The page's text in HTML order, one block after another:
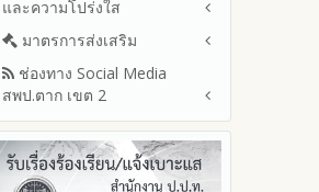
ปีงบประมาณ 2566
ปีงบประมาณ 2565
รายงานผลการดำเนินงาน
ประจำปี
รายงานผลปี 2567
รายงานผลปี 2566
ปีงบประมาณ
ประมวลจริยธรรมและการขับ
เคลื่อนจริยธรรม
ข้อมูลสถิติเรื่องร้องเรียนการ
ทุจริตและประพฤติมิชอบ ประจำ
ปีงบประมาณ
การเปิดโอกาสให้มีส่วนร่วมใน
การดำเนินงานปีงบประมาณ
Policy จากการปฏิบัติหน้าที่และ
การเสริมสร้างรู้เกี่ยวกับหลักเกณฑ์
การรับทรัพย์สินหรือประโยชน์อื่น
ใดโดยธรรมจรรยาของเจ้า
พนักงานของรัฐ
การประเมินความเสี่ยงการทุจริต
ในสำนักงานเขตพื้นที่การศึกษา
ประจำปีงบประมาณ
และความโปร่งใส
แผนปฏิบัติการป้องกันการทุจริต
ประจำปีงบประมาณ
2569
2568
2567
2566
มาตรการส่งเสริม
มาตรการเผยแพร่ข้อมูลต่อ
สาธารณะ
มาตรการส่งเสริมความโปร่งใสใน
การจัดซื้อจัดจ้าง
มาตราการจัดการเรื่องร้องเรียน
ช่องทาง Social Media
สพป.ตาก เขต 2
Q&A / ชมเชย / เสนอแนะ
Facebook เพจ สพป.ตาก 2
Youtube ช่อง สพป.ตาก เขต 2